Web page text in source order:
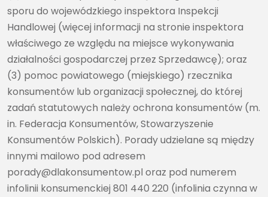
sporu do wojewódzkiego inspektora Inspekcji
Handlowej (więcej informacji na stronie inspektora
właściwego ze względu na miejsce wykonywania
działalności gospodarczej przez Sprzedawcę); oraz
(3) pomoc powiatowego (miejskiego) rzecznika
konsumentów lub organizacji społecznej, do której
zadań statutowych należy ochrona konsumentów (m.
in. Federacja Konsumentów, Stowarzyszenie
Konsumentów Polskich). Porady udzielane są między
innymi mailowo pod adresem
porady@dlakonsumentow.pl oraz pod numerem
infolinii konsumenckiej 801 440 220 (infolinia czynna w